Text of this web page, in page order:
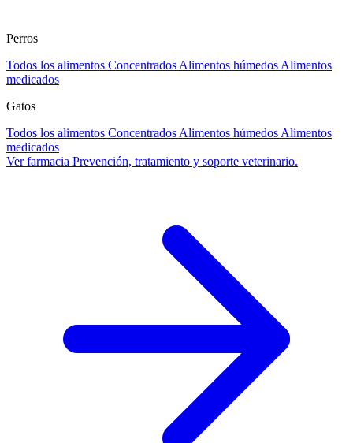
Perros
Todos los alimentos Concentrados Alimentos húmedos Alimentos
medicados
Gatos
Todos los alimentos Concentrados Alimentos húmedos Alimentos
medicados
Ver farmacia Prevención, tratamiento y soporte veterinario.